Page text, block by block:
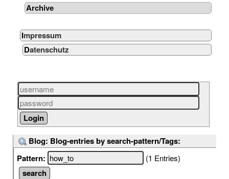
Archive
Impressum
Datenschutz
Blog: Blog-entries by search-pattern/Tags:
Pattern:
(1 Entries)